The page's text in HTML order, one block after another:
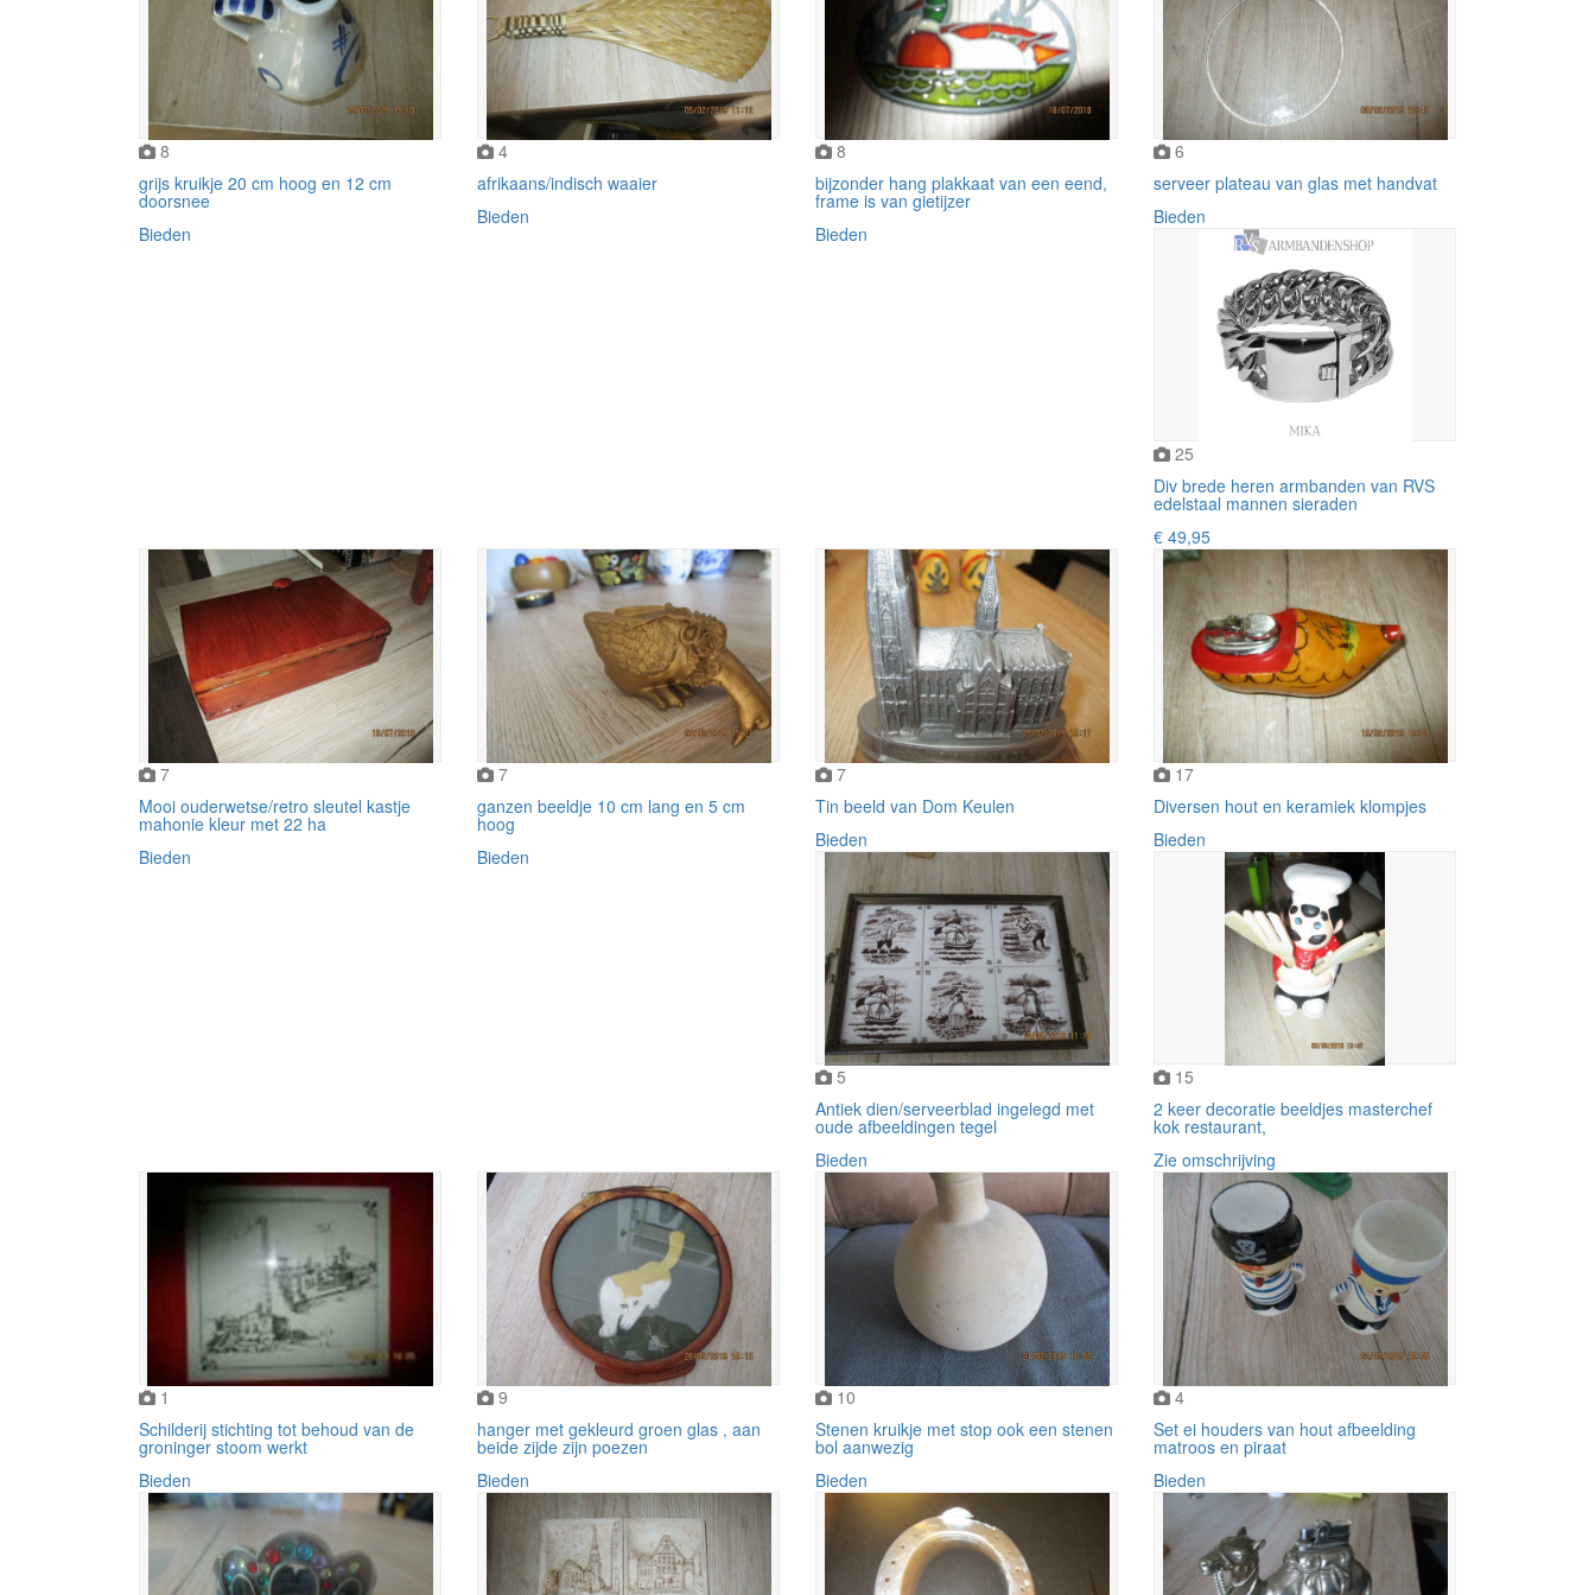
8
grijs kruikje 20 cm hoog en 12 cm
doorsnee
Bieden
4
afrikaans/indisch waaier
Bieden
8
bijzonder hang plakkaat van een eend,
frame is van gietijzer
Bieden
6
serveer plateau van glas met handvat
Bieden
25
Div brede heren armbanden van RVS
edelstaal mannen sieraden
€ 49,95
7
Mooi ouderwetse/retro sleutel kastje
mahonie kleur met 22 ha
Bieden
7
ganzen beeldje 10 cm lang en 5 cm
hoog
Bieden
7
Tin beeld van Dom Keulen
Bieden
17
Diversen hout en keramiek klompjes
Bieden
5
Antiek dien/serveerblad ingelegd met
oude afbeeldingen tegel
Bieden
15
2 keer decoratie beeldjes masterchef
kok restaurant,
Zie omschrijving
1
Schilderij stichting tot behoud van de
groninger stoom werkt
Bieden
9
hanger met gekleurd groen glas , aan
beide zijde zijn poezen
Bieden
10
Stenen kruikje met stop ook een stenen
bol aanwezig
Bieden
4
Set ei houders van hout afbeelding
matroos en piraat
Bieden